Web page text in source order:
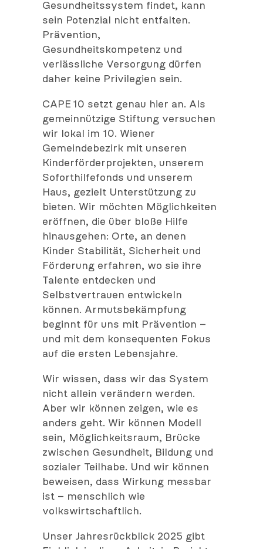
Gesundheitssystem findet, kann
sein Potenzial nicht entfalten.
Prävention,
Gesundheitskompetenz und
verlässliche Versorgung dürfen
daher keine Privilegien sein.
CAPE 10 setzt genau hier an. Als
gemeinnützige Stiftung versuchen
wir lokal im 10. Wiener
Gemeindebezirk mit unseren
Kinderförderprojekten, unserem
Soforthilfefonds und unserem
Haus, gezielt Unterstützung zu
bieten. Wir möchten Möglichkeiten
eröffnen, die über bloße Hilfe
hinausgehen: Orte, an denen
Kinder Stabilität, Sicherheit und
Förderung erfahren, wo sie ihre
Talente entdecken und
Selbstvertrauen entwickeln
können. Armutsbekämpfung
beginnt für uns mit Prävention –
und mit dem konsequenten Fokus
auf die ersten Lebensjahre.
Wir wissen, dass wir das System
nicht allein verändern werden.
Aber wir können zeigen, wie es
anders geht. Wir können Modell
sein, Möglichkeitsraum, Brücke
zwischen Gesundheit, Bildung und
sozialer Teilhabe. Und wir können
beweisen, dass Wirkung messbar
ist – menschlich wie
volkswirtschaftlich.
Unser Jahresrückblick 2025 gibt